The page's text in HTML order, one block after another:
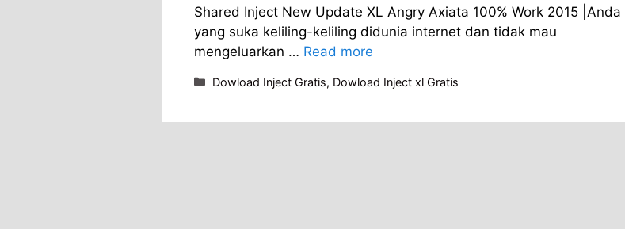
Shared Inject New Update XL Angry Axiata 100% Work 2015 |Anda
yang suka keliling-keliling didunia internet dan tidak mau
mengeluarkan … Read more
Categories
Dowload Inject Gratis, Dowload Inject xl Gratis